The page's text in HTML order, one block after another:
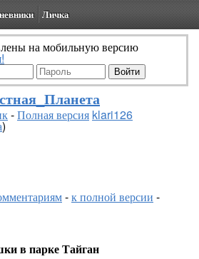
Личка
на мобильную версию
-Полная версия klari126
)
-к полной версии -
в парке Тайган